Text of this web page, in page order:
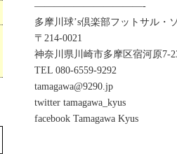
———————————-
多摩川球’s倶楽部フットサル・
〒214-0021
神奈川県川崎市多摩区宿河原7-
TEL 080-6559-9292
tamagawa@9290.jp
twitter tamagawa_kyus
facebook Tamagawa Kyus